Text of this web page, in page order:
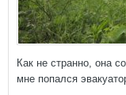
Как не странно, она
мне попался